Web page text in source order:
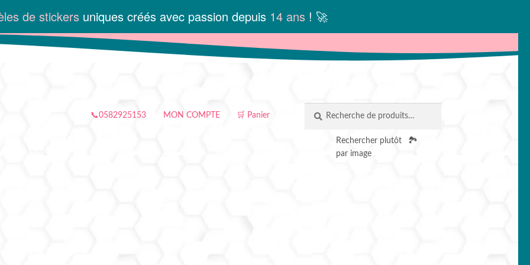
de stickers uniques créés avec passion depuis 14 ans ! 🚀
📞0582925153 MON COMPTE 🛒 Panier
pour :
RECHERCHE
Rechercher plutôt
par image
🏞️